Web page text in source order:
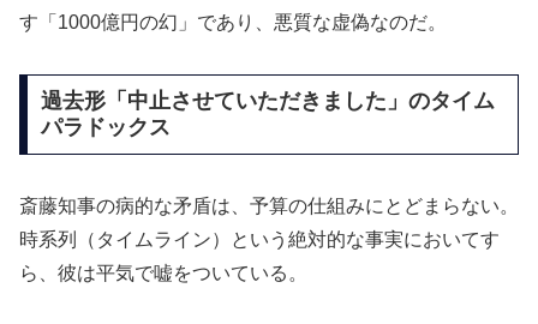
す「1000億円の幻」であり、悪質な虚偽なのだ。
過去形「中止させていただきました」のタイム
パラドックス
斎藤知事の病的な矛盾は、予算の仕組みにとどまらない。
時系列（タイムライン）という絶対的な事実においてす
ら、彼は平気で嘘をついている。